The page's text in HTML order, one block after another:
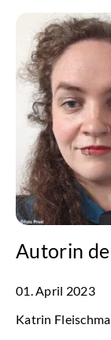
Autorin
01. April 2023
Katrin